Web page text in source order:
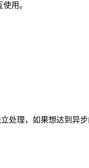
用。
处理，如果想达到异